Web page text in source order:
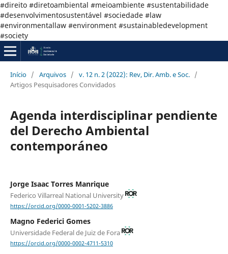
#direito #diretoambiental #meioambiente #sustentabilidade
#desenvolvimentosustentável #sociedade #law
#environmentallaw #environment #sustainabledevelopment
#society
Início / Arquivos / v. 12 n. 2 (2022): Rev, Dir. Amb. e Soc. /
Artigos Pesquisadores Convidados
Agenda interdisciplinar pendiente
del Derecho Ambiental
contemporáneo
Jorge Isaac Torres Manrique
Federico Villarreal National University
https://orcid.org/0000-0001-5202-3886
Magno Federici Gomes
Universidade Federal de Juiz de Fora
https://orcid.org/0000-0002-4711-5310